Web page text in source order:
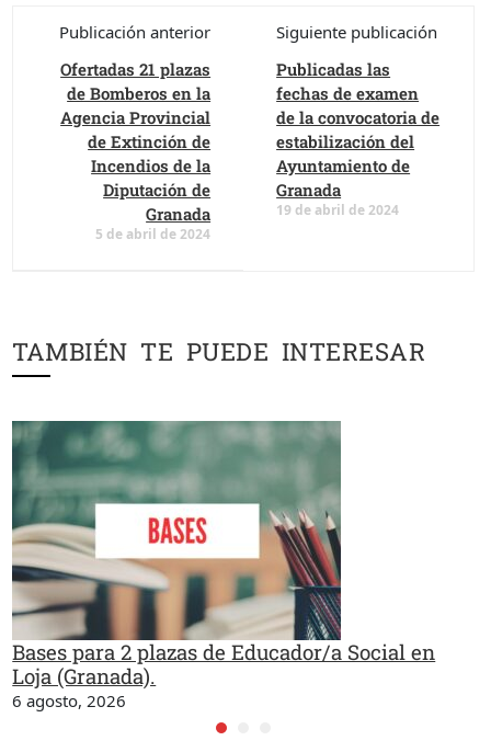
Publicación anterior
Ofertadas 21 plazas
de Bomberos en la
Agencia Provincial
de Extinción de
Incendios de la
Diputación de
Granada
5 de abril de 2024
Siguiente publicación
Publicadas las
fechas de examen
de la convocatoria de
estabilización del
Ayuntamiento de
Granada
19 de abril de 2024
TAMBIÉN TE PUEDE INTERESAR
Bases para 2 plazas de Educador/a Social en
Loja (Granada).
6 agosto, 2026